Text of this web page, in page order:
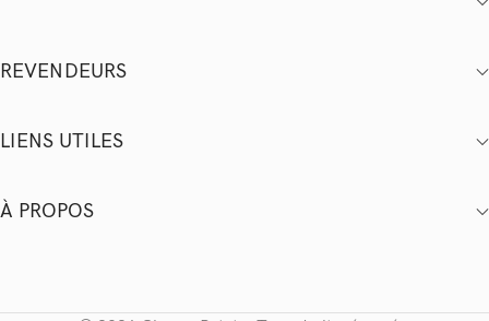
REVENDEURS
LIENS UTILES
À PROPOS